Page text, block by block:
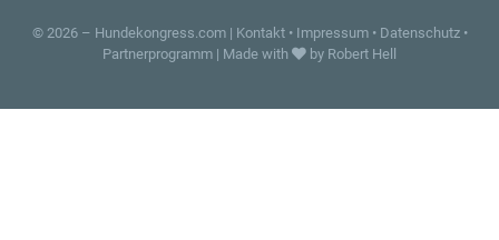
© 2026 – Hundekongress.com| Kontakt• Impressum• Datenschutz•
Partnerprogramm | Made with by Robert Hell